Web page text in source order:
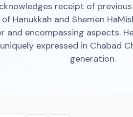
receipt of
Hanukkah and Shemen
and encompassing aspects.
expressed in Chabad
generation.